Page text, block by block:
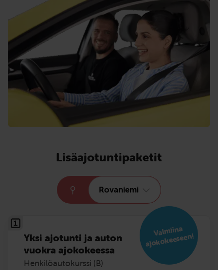
Lisäajotuntipaketit
Rovaniemi
Yksi ajotunti ja auton
vuokra ajokokeessa
Henkilöautokurssi (B)
Val
miina
ajokokeeseen!